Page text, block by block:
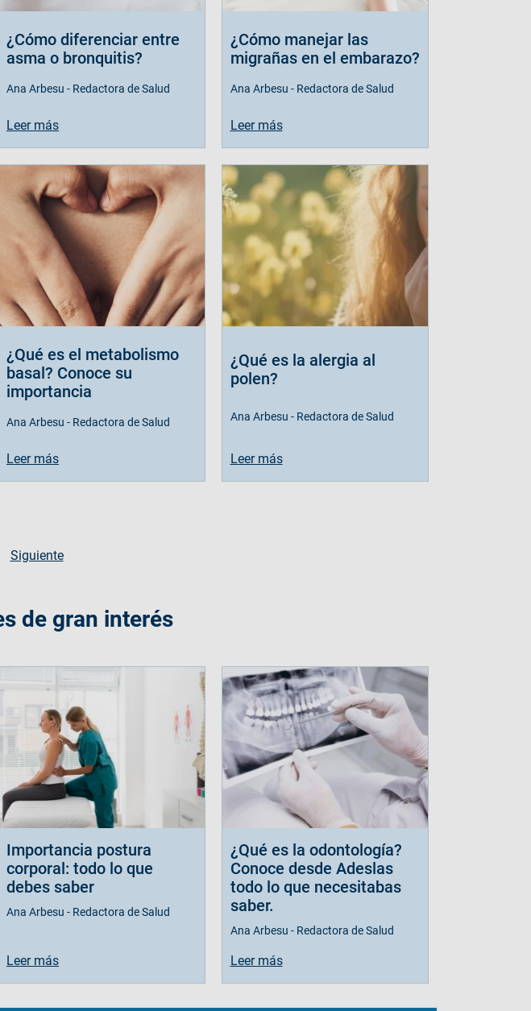
¿Cómo diferenciar entre
asma o bronquitis?
Ana Arbesu - Redactora de Salud
Leer más
¿Cómo manejar las
migrañas en el embarazo?
Ana Arbesu - Redactora de Salud
Leer más
¿Qué es el metabolismo
basal? Conoce su
importancia
Ana Arbesu - Redactora de Salud
Leer más
¿Qué es la alergia al
polen?
Ana Arbesu - Redactora de Salud
Leer más
Siguiente
de gran interés
Importancia postura
corporal: todo lo que
debes saber
Ana Arbesu - Redactora de Salud
Leer más
¿Qué es la odontología?
Conoce desde Adeslas
todo lo que necesitabas
saber.
Ana Arbesu - Redactora de Salud
Leer más